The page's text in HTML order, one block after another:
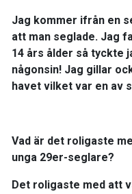
​Jag kommer ifrån en
att man seglade. Jag
14 års ålder så tyckte
någonsin! Jag gillar
havet vilket var en av
Vad är det roligaste
unga 29er-seglare?
​Det roligaste med att